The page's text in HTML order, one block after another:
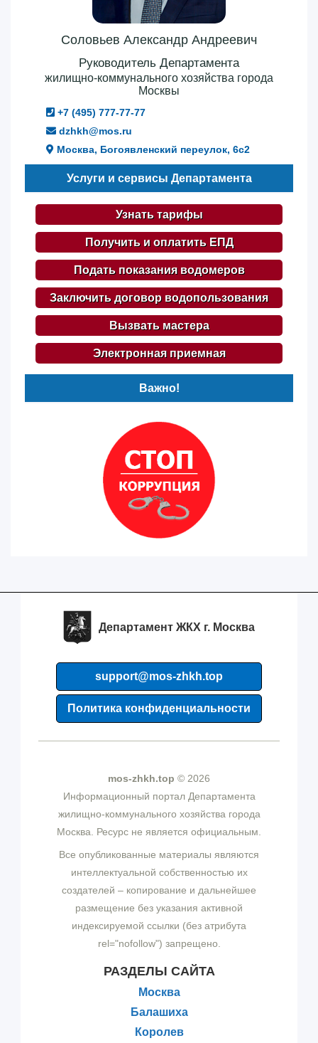
Соловьев Александр Андреевич
Руководитель Департамента
жилищно-коммунального хозяйства города
Москвы
+7 (495) 777-77-77
dzhkh@mos.ru
Москва, Богоявленский переулок, 6с2
Услуги и сервисы Департамента
Узнать тарифы
Получить и оплатить ЕПД
Подать показания водомеров
Заключить договор водопользования
Вызвать мастера
Электронная приемная
Важно!
Департамент ЖКХ г. Москва
support@mos-zhkh.top
Политика конфиденциальности
mos-zhkh.top © 2026
Информационный портал Департамента
жилищно-коммунального хозяйства города
Москва. Ресурс не является официальным.
Все опубликованные материалы являются
интеллектуальной собственностью их
создателей – копирование и дальнейшее
размещение без указания активной
индексируемой ссылки (без атрибута
rel="nofollow") запрещено.
РАЗДЕЛЫ САЙТА
Москва
Балашиха
Королев